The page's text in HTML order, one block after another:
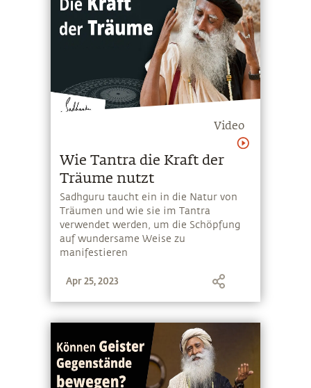
Video
Wie Tantra die Kraft der
Träume nutzt
Sadhguru taucht ein in die Natur von
Träumen und wie sie im Tantra
verwendet werden, um die Schöpfung
auf wundersame Weise zu
manifestieren
Apr 25, 2023